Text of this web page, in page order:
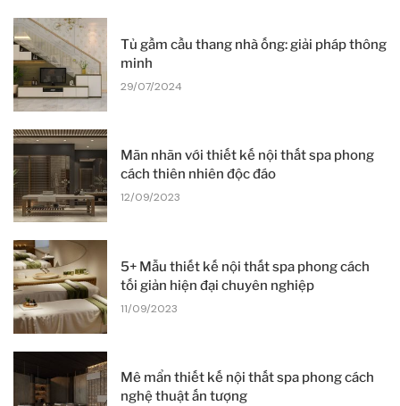
Tủ gầm cầu thang nhà ống: giải pháp thông
minh
29/07/2024
Mãn nhãn với thiết kế nội thất spa phong
cách thiên nhiên độc đáo
12/09/2023
5+ Mẫu thiết kế nội thất spa phong cách
tối giản hiện đại chuyên nghiệp
11/09/2023
Mê mẩn thiết kế nội thất spa phong cách
nghệ thuật ấn tượng